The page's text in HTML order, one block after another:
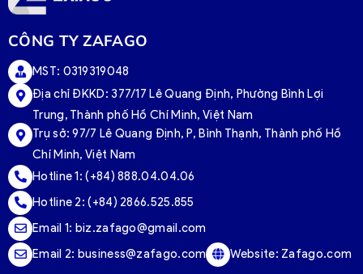
CÔNG TY ZAFAGO
MST: 0319319048
Địa chỉ ĐKKD: 377/17 Lê Quang Định, Phường Bình Lợi
Trung, Thành phố Hồ Chí Minh, Việt Nam
Trụ sở:97/7 Lê Quang Định, P, Bình Thạnh, Thành phố Hồ
Chí Minh, Việt Nam
Hotline 1:(+84) 888.04.04.06
Hotline 2:(+84) 2866.525.855
Email 1: biz.zafago@gmail.com
Email 2: business@zafago.com Website: Zafago.com